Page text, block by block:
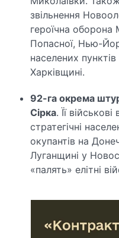
звільнення
героїчна оборона
Попасної, Нью-
населених
Харківщині.
92-га окрема
Сірка. Її
стратегічні
окупантів на
Луганщині у
«палять» елітні